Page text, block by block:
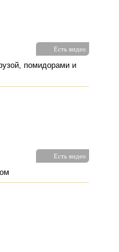
Есть видео
помидорами и
Есть видео